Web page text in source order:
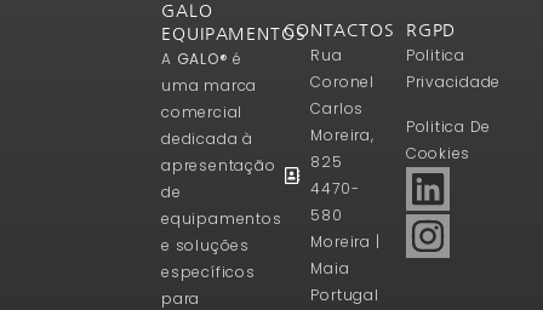
GALO
EQUIPAMENTOS
A GALO® é
uma marca
comercial
dedicada à
apresentação
de
equipamentos
e soluções
específicos
para
CONTACTOS
Rua
Coronel
Carlos
Moreira,
825
4470-
580
Moreira |
Maia
Portugal
RGPD
Politica
Privacidade
Politica De
Cookies